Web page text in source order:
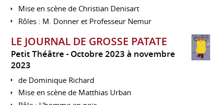
Mise en scène de Christian Denisart
Rôles : M. Donner et Professeur Nemur
LE JOURNAL DE GROSSE PATATE
Petit Théâtre
Octobre 2023 à novembre
2023
de Dominique Richard
Mise en scène de Matthias Urban